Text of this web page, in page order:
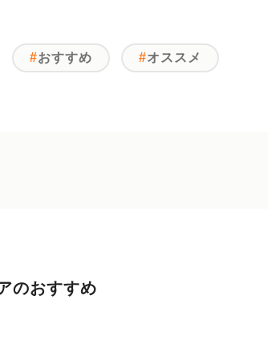
おすすめ オススメ
のおすすめ